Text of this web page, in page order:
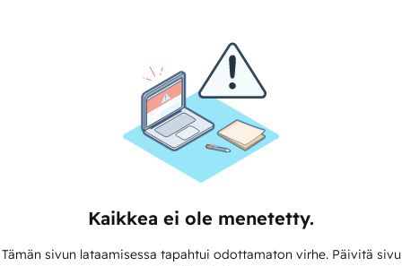
Kaikkea ei ole menetetty.
Tämän sivun lataamisessa tapahtui odottamaton virhe. Päivitä sivu